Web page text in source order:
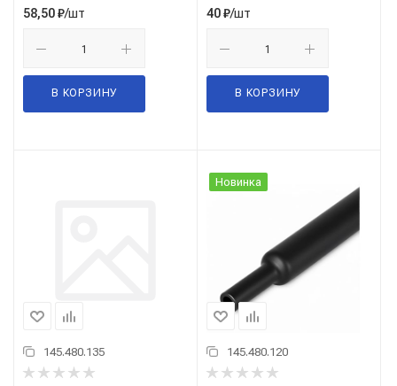
58,50₽/шт
В КОРЗИНУ
40₽/шт
В КОРЗИНУ
145.480.135
Новинка
145.480.120